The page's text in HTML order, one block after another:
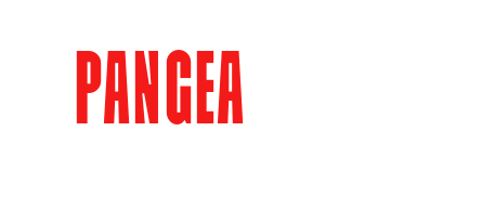
PANGEA